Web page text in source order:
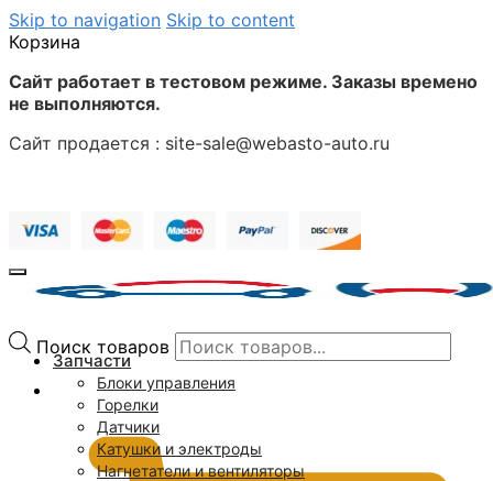
Skip to navigation Skip to content
Корзина
Сайт работает в тестовом режиме. Заказы времено
не выполняются.
Сайт продается : site-sale@webasto-auto.ru
Поиск товаров
Запчасти
Блоки управления
Горелки
Датчики
Катушки и электроды
Нагнетатели и вентиляторы